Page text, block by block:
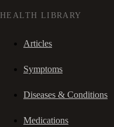
HEALTH LIBRARY
Articles
Symptoms
Diseases & Conditions
Medications